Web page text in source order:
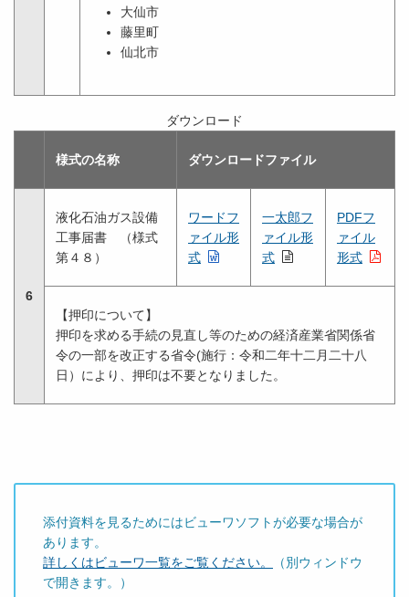
大仙市
藤里町
仙北市
様式の名称 ダウンロードファイル
ダウンロード
6
液化石油ガス設備
工事届書 （様式
第４８）
ワードフ
ァイル形
式
一太郎フ
ァイル形
式
PDFフ
ァイル
形式
【押印について】
押印を求める手続の見直し等のための経済産業省関係省
令の一部を改正する省令(施行：令和二年十二月二十八
日）により、押印は不要となりました。
添付資料を見るためにはビューワソフトが必要な場合が
あります。
詳しくはビューワ一覧をご覧ください。
（別ウィンドウ
で開きます。）